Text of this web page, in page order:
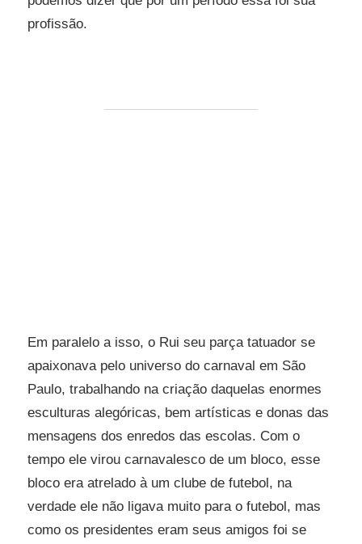
profissão.
Em paralelo a isso, o Rui seu parça tatuador se
apaixonava pelo universo do carnaval em São
Paulo, trabalhando na criação daquelas enormes
esculturas alegóricas, bem artísticas e donas das
mensagens dos enredos das escolas. Com o
tempo ele virou carnavalesco de um bloco, esse
bloco era atrelado à um clube de futebol, na
verdade ele não ligava muito para o futebol, mas
como os presidentes eram seus amigos foi se